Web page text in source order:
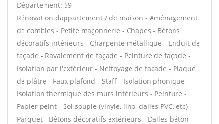
Département: 59
Rénovation dappartement / de maison - Aménagement
de combles - Petite maçonnerie - Chapes - Bétons
décoratifs intérieurs - Charpente métallique - Enduit de
façade - Ravalement de façade - Peinture de façade -
Isolation par l'extérieur - Nettoyage de façade - Plaque
de plâtre - Faux plafond - Staff - Isolation phonique -
Isolation thermique des murs intérieurs - Peinture -
Papier peint - Sol souple (vinyle, lino, dalles PVC, etc) -
Parquet - Bétons décoratifs extérieurs - Dalles béton -